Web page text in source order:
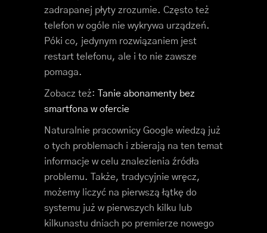
zadrapanej płyty zrozumie. Często też
telefon w ogóle nie wykrywa urządzeń.
Póki co, jedynym rozwiązaniem jest
restart telefonu, ale i to nie zawsze
pomaga.
Zobacz też:
Tanie abonamenty bez
smartfona w ofercie
Naturalnie pracownicy Google wiedzą już
o tych problemach i zbierają na ten temat
informacje w celu znalezienia źródła
problemu. Także, tradycyjnie wręcz,
możemy liczyć na pierwszą łątkę do
systemu już w pierwszych kilku lub
kilkunastu dniach po premierze nowego